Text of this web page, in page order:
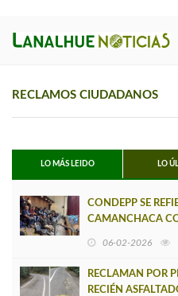
RECLAMOS CIUDADANOS
LO MÁS LEIDO LO
CONDEPP SE
CAMANCHACA
06-02-2026
RECLAMAN POR
RECIÉN